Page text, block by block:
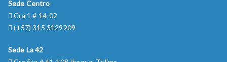
Sede Centro
Cra 1 # 14-02
(+57) 315 3129209
Sede La 42